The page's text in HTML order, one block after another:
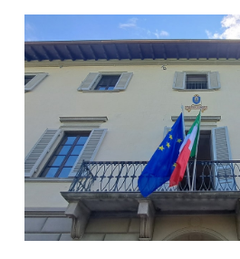
Palazzo Comunale